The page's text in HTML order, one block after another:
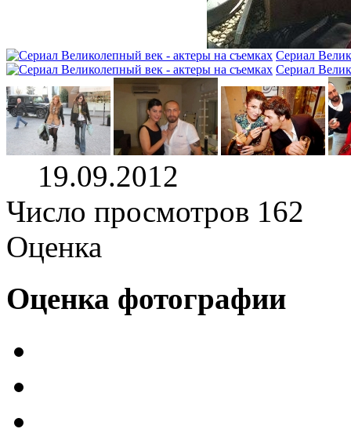
Сериал
Сериал
19.09.2012
Число просмотров 162
Оценка
Оценка фотографии